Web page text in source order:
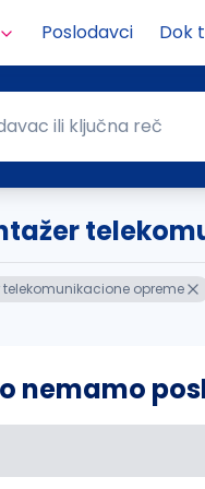
Poslodavci Dok
ili ključna reč
ili ključna reč
telekomunikacione opreme
nemamo